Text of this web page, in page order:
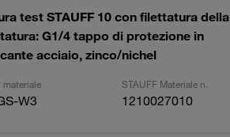
test STAUFF 10 con filettatura della
G1/4 tappo di protezione in
acciaio, zinco/nichel
materiale STAUFF Materiale n.
W3 1210027010